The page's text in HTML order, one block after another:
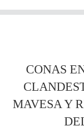
CONAS
MAVESA Y